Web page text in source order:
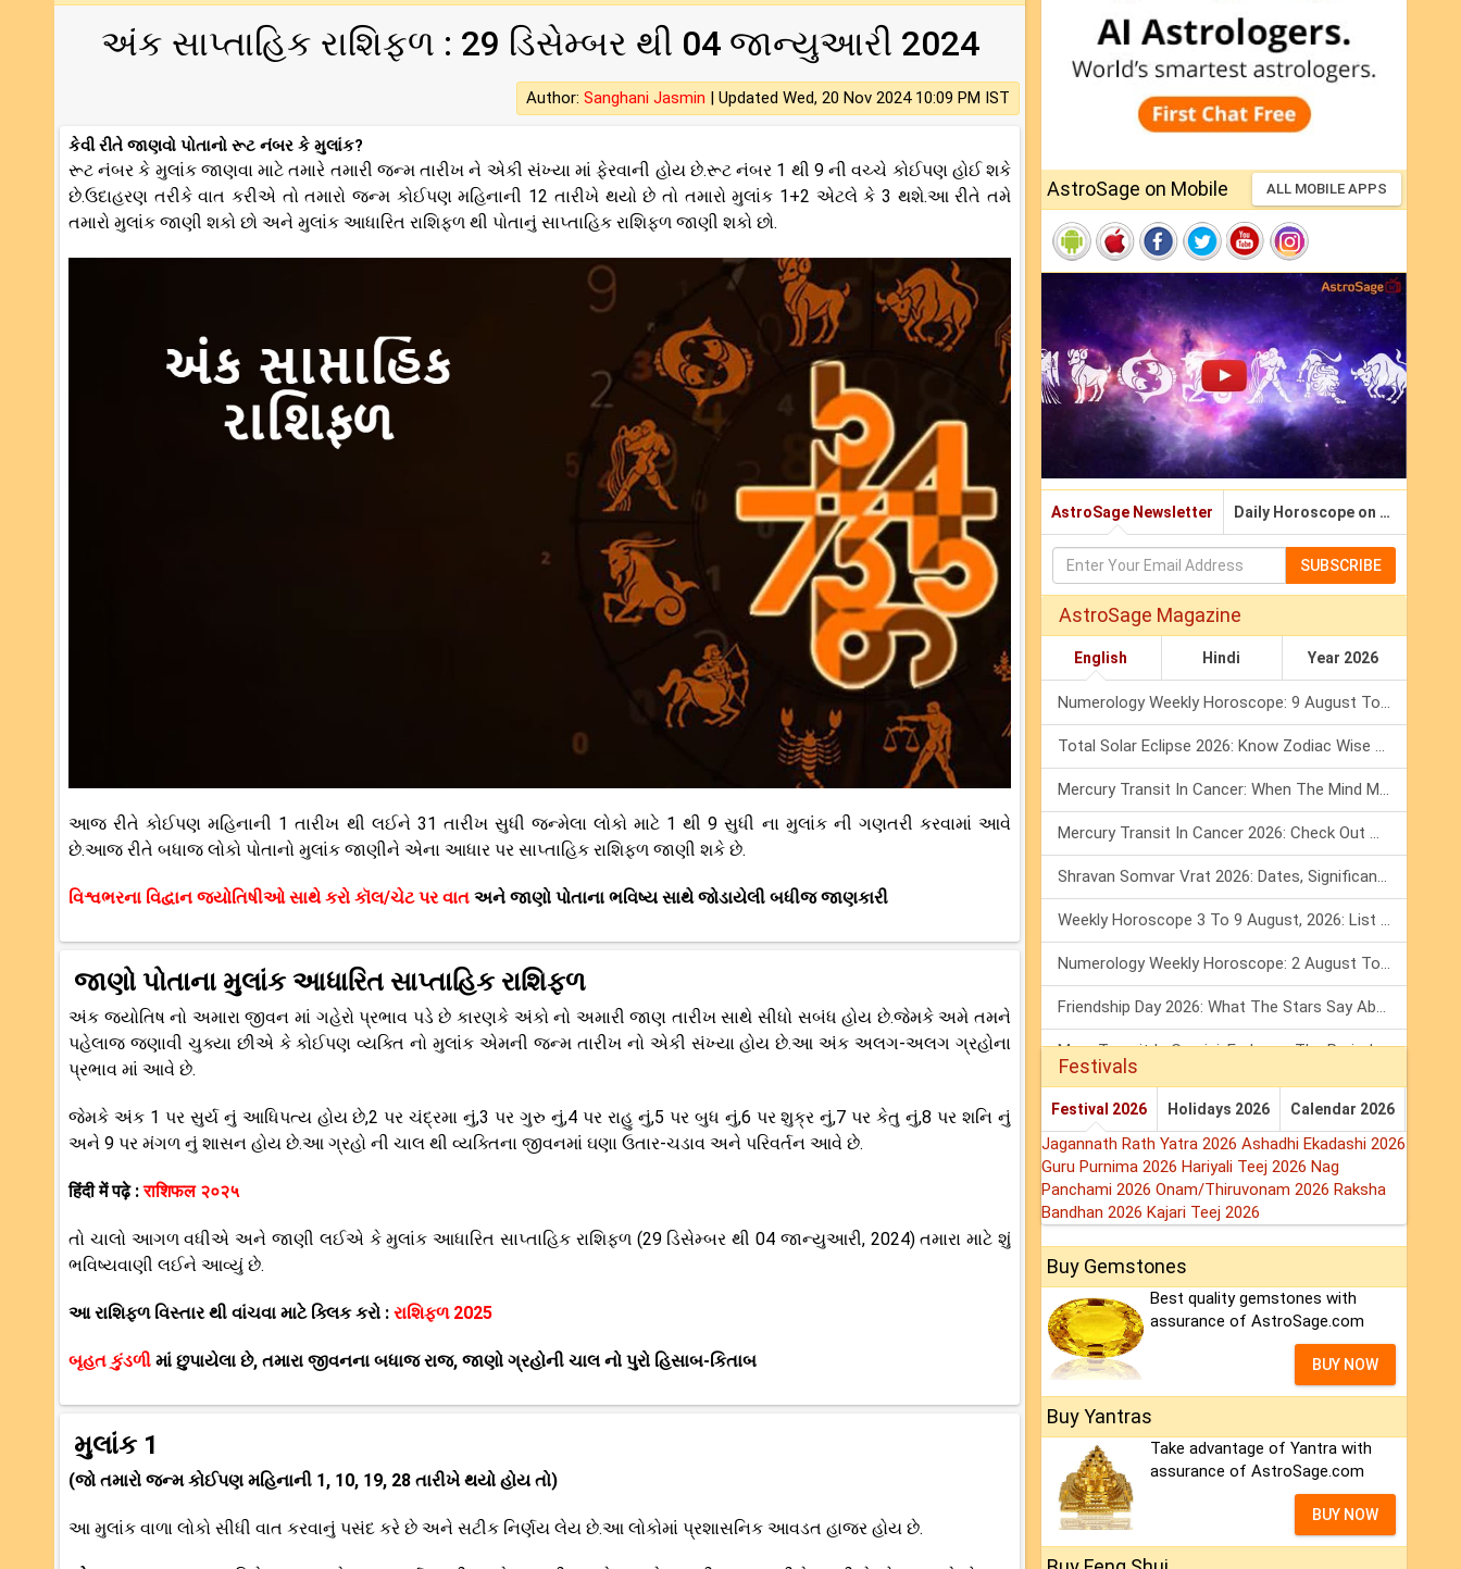
અંક સાપ્તાહિક રાશિફળ : 29 ડિસેમ્બર થી 04 જાન્યુઆરી 2024
Author: Sanghani Jasmin | Updated Wed, 20 Nov 2024 10:09 PM IST
કેવી રીતે જાણવો પોતાનો રૂટ નંબર કે મુલાંક?
રૂટ નંબર કે મુલાંક જાણવા માટે તમારે તમારી જન્મ તારીખ ને એકી સંખ્યા માં ફેરવાની હોય છે.રૂટ નંબર 1 થી 9 ની વચ્ચે કોઈપણ હોઈ શકે
છે.ઉદાહરણ તરીકે વાત કરીએ તો તમારો જન્મ કોઈપણ મહિનાની 12 તારીખે થયો છે તો તમારો મુલાંક 1+2 એટલે કે 3 થશે.આ રીતે તમે
તમારો મુલાંક જાણી શકો છો અને મુલાંક આધારિત રાશિફળ થી પોતાનું સાપ્તાહિક રાશિફળ જાણી શકો છો.
આજ રીતે કોઈપણ મહિનાની 1 તારીખ થી લઈને 31 તારીખ સુધી જન્મેલા લોકો માટે 1 થી 9 સુધી ના મુલાંક ની ગણતરી કરવામાં આવે
છે.આજ રીતે બધાજ લોકો પોતાનો મુલાંક જાણીને એના આધાર પર સાપ્તાહિક રાશિફળ જાણી શકે છે.
વિશ્વભરના વિદ્વાન જ્યોતિષીઓ સાથે કરો કૉલ/ચેટ પર વાત અને જાણો પોતાના ભવિષ્ય સાથે જોડાયેલી બધીજ જાણકારી
જાણો પોતાના મુલાંક આધારિત સાપ્તાહિક રાશિફળ
અંક જ્યોતિષ નો અમારા જીવન માં ગહેરો પ્રભાવ પડે છે કારણકે અંકો નો અમારી જાણ તારીખ સાથે સીધો સબંધ હોય છે.જેમકે અમે તમને
પહેલાજ જણાવી ચુક્યા છીએ કે કોઈપણ વ્યક્તિ નો મુલાંક એમની જન્મ તારીખ નો એકી સંખ્યા હોય છે.આ અંક અલગ-અલગ ગ્રહોના
પ્રભાવ માં આવે છે.
જેમકે અંક 1 પર સુર્ય નું આધિપત્ય હોય છે,2 પર ચંદ્રમા નું,3 પર ગુરુ નું,4 પર રાહુ નું,5 પર બુધ નું,6 પર શુક્ર નું,7 પર કેતુ નું,8 પર શનિ નું
અને 9 પર મંગળ નું શાસન હોય છે.આ ગ્રહો ની ચાલ થી વ્યક્તિના જીવનમાં ઘણા ઉતાર-ચડાવ અને પરિવર્તન આવે છે.
हिंदी में पढ़े :राशिफल २०२५
તો ચાલો આગળ વધીએ અને જાણી લઈએ કે મુલાંક આધારિત સાપ્તાહિક રાશિફળ (29 ડિસેમ્બર થી 04 જાન્યુઆરી, 2024) તમારા માટે શું
ભવિષ્યવાણી લઈને આવ્યું છે.
આ રાશિફળ વિસ્તાર થી વાંચવા માટે ક્લિક કરો : રાશિફળ 2025
બૃહત કુંડળી માં છુપાયેલા છે, તમારા જીવનના બધાજ રાજ, જાણો ગ્રહોની ચાલ નો પુરો હિસાબ-કિતાબ
મુલાંક 1
(જો તમારો જન્મ કોઈપણ મહિનાની 1, 10, 19, 28 તારીખે થયો હોય તો)
આ મુલાંક વાળા લોકો સીધી વાત કરવાનું પસંદ કરે છે અને સટીક નિર્ણય લેય છે.આ લોકોમાં પ્રશાસનિક આવડત હાજર હોય છે.
AstroSage on Mobile ALL MOBILE APPS
AstroSage Newsletter Daily Horoscope on Email
SUBSCRIBE
AstroSage Magazine
English Hindi Year 2026
Numerology Weekly Horoscope: 9 August To 15 August, 2026
Total Solar Eclipse 2026: Know Zodiac Wise Prediction
Mercury Transit In Cancer: When The Mind Meets The Heart!
Mercury Transit In Cancer 2026: Check Out What It Brings For You
Shravan Somvar Vrat 2026: Dates, Significance & Rituals In August
Weekly Horoscope 3 To 9 August, 2026: List Of Fasts & Festivals
Numerology Weekly Horoscope: 2 August To 8 August, 2026
Friendship Day 2026: What The Stars Say About Your Best Friend!
Mars Transit In Gemini: Embrace The Period Full Of Energy & Intelligence
Festivals
Festival 2026 Holidays 2026 Calendar 2026
Jagannath Rath Yatra 2026 Ashadhi Ekadashi 2026
Guru Purnima 2026 Hariyali Teej 2026 Nag
Panchami 2026 Onam/Thiruvonam 2026 Raksha
Bandhan 2026 Kajari Teej 2026
Buy Gemstones
Best quality gemstones with
assurance of AstroSage.com
BUY NOW
Buy Yantras
Take advantage of Yantra with
assurance of AstroSage.com
BUY NOW